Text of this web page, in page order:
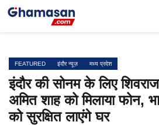
Skip
FEATURED इंदौर न्यूज़ मध्य प्रदेश
इंदौर की सोनम के लिए
अमित शाह को मिलाया फोन,
को सुरक्षित लाएंगे घर